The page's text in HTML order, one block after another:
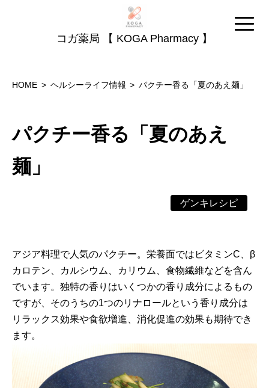
コガ薬局 【 KOGA Pharmacy 】
HOME ヘルシーライフ情報 パクチー香る「夏のあえ麺」
パクチー香る「夏のあえ
麺」
ゲンキレシピ
アジア料理で人気のパクチー。栄養面ではビタミンC、β
カロテン、カルシウム、カリウム、食物繊維などを含ん
でいます。独特の香りはいくつかの香り成分によるもの
ですが、そのうちの1つのリナロールという香り成分は
リラックス効果や食欲増進、消化促進の効果も期待でき
ます。